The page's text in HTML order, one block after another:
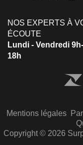
NOS EXPERTS À
ÉCOUTE
Lundi - Vendredi
18h
Mentions légales
Copyright © 2026